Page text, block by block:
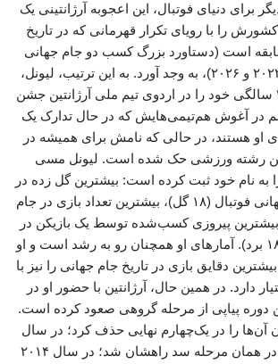
برای دنیای فوتبال، این اعجوبه آرژانتینی یک
کشورش را با رویای تکرار قهرمانی که در تاریخ
است (دستاورد بزرگ کسب دو جام جهانی
پیاپی در سال‌های ۲۰۲۲ و ۲۰۲۶)، به وجد آورد. به این ترتیب، لیونل،
امروز چهارشنبه، ۳۹ سالگی خود را در اردوی تیم ملی آرژانتین جشن
در آغوش هم‌تیمی‌هایش که در حال تدارک یک
او هستند، در حالی که نامش برای همیشه در
این رشته ورزشی حک شده است. لیونل مسی
به نام خود ثبت کرده است: بیشترین گل زده در
مراحل نهایی جام جهانی فوتبال (۱۸ گل)، بیشترین تعداد بازی در جام
بازی) و بیشترین پیروزی کسب‌شده توسط یک بازیکن در
تاریخ این رقابت‌ها (۱۸ برد). آمارهای او همچنان رو به رشد است و او
دقایق بازی در تاریخ جام جهانی را نیز با
اختیار دارد. در همین حال، آرژانتین با حضور او در
دوره پیاپی از مرحله گروهی صعود کرده است.
۲۰۰۶ آلمان آن‌ها را در یک‌چهارم نهایی حذف کرد؛ در سال
۲۰۱۰ باز هم آلمان در همان مرحله سد راهشان شد؛ در سال ۲۰۱۴